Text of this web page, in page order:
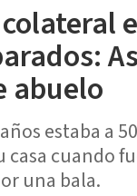
abuelo
estaba a
casa cuando
una bala.